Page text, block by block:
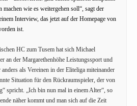
wie es weitergehen soll“, sagt der
Interview, das jetzt auf der Homepage von
ist.
HC zum Tusem hat sich Michael
an der Margarethenhöhe Leistungssport und
als Vereinen in der Eliteliga miteinander
Situation für den Rückraumspieler, der von
spricht. „Ich bin nun mal in einem Alter“, so
näher kommt und man sich auf die Zeit